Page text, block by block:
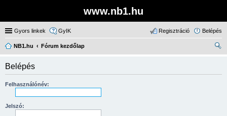
www.nb1.hu
Gyors linkek GyIK Belépés
Regisztráció
NB1.hu
Fórum kezdőlap
Belépés
Felhasználónév:
Jelszó: